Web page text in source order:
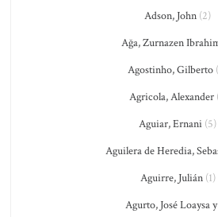
Adson, John (2)
Ağa, Zurnazen
Agostinho, Gilberto
Agricola, Alexander
Aguiar, Ernani (5)
Aguilera de Heredia,
Aguirre, Julián(1)
Agurto, José Loaysa y